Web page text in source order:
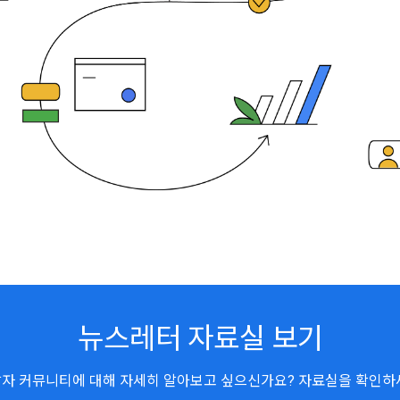
뉴스레터 자료실 보기
커뮤니티에 대해 자세히 알아보고 싶으신가요? 자료실을 확인하